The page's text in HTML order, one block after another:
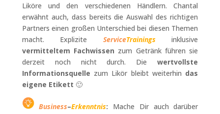
Liköre und den verschiedenen Händlern. Chantal
erwähnt auch, dass bereits die Auswahl des richtigen
Partners einen großen Unterschied bei diesen Themen
macht. Explizite ServiceTrainingsinklusive
vermitteltem Fachwissen zum Getränk führen sie
derzeit noch nicht durch. Diewertvollste
Informationsquelle zum Likör bleibt weiterhin das
eigene Etikett 🙂
Business–Erkenntnis: Mache Dir auch darüber